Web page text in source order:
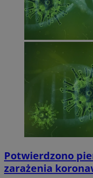
Potwierdzono
zarażenia